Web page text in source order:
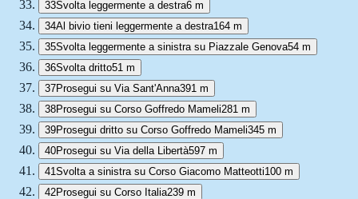
33Svolta leggermente a destra6 m
34Al bivio tieni leggermente a destra164 m
35Svolta leggermente a sinistra su Piazzale Genova54 m
36Svolta dritto51 m
37Prosegui su Via Sant'Anna391 m
38Prosegui su Corso Goffredo Mameli281 m
39Prosegui dritto su Corso Goffredo Mameli345 m
40Prosegui su Via della Libertà597 m
41Svolta a sinistra su Corso Giacomo Matteotti100 m
42Prosegui su Corso Italia239 m